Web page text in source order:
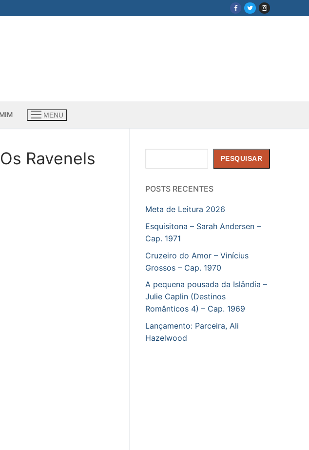
MENU
Ravenels
PESQUISAR
POSTS RECENTES
Meta de Leitura 2026
Esquisitona – Sarah Andersen –
Cap. 1971
Cruzeiro do Amor – Vinícius
Grossos – Cap. 1970
A pequena pousada da Islândia –
Julie Caplin (Destinos
Românticos 4) – Cap. 1969
Lançamento: Parceira, Ali
Hazelwood